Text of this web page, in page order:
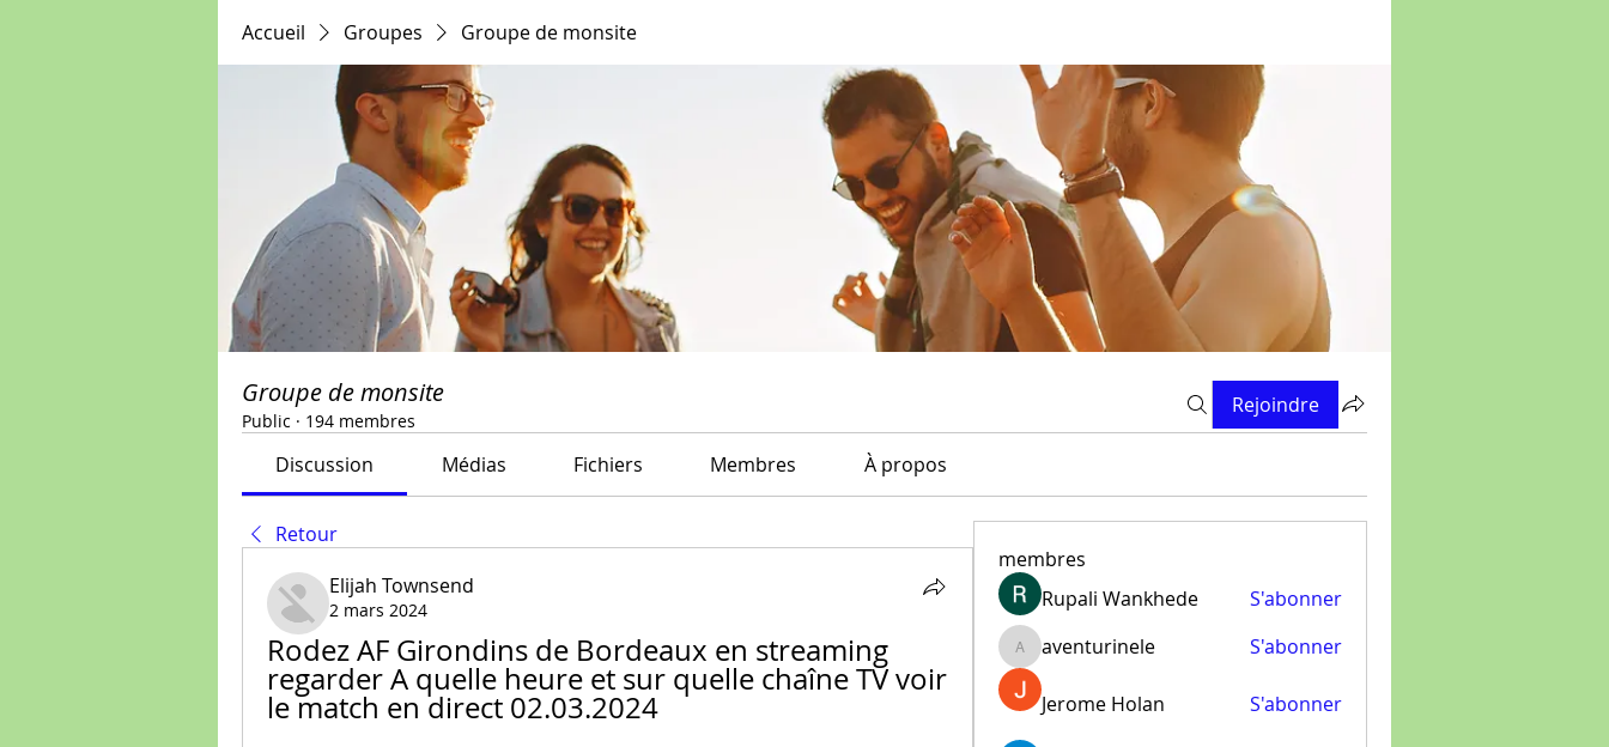
Accueil Groupes Groupe de monsite
Groupe de monsite
Public · 194 membres
Rejoindre
Discussion Médias Fichiers Membres À propos
Retour
Elijah Townsend
2 mars 2024
Rodez AF Girondins de Bordeaux en streaming
regarder A quelle heure et sur quelle chaîne TV voir
le match en direct 02.03.2024
membres
Rupali Wankhede
S'abonner
aventurinele
aventurinele S'abonner
Jerome Holan S'abonner